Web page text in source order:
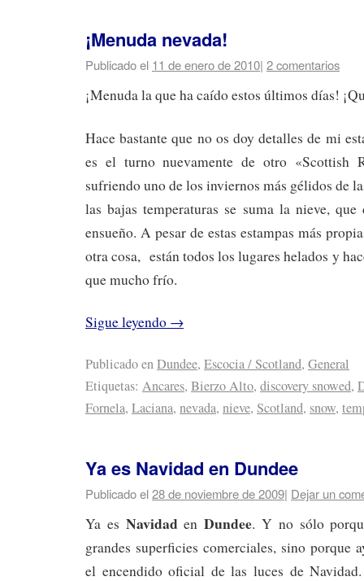
¡Menuda nevada!
Publicado el 11 de enero de 2010| 2 comentarios
¡Menuda la que ha caído estos últimos días!
Hace bastante que no os doy detalles de mi
es el turno nuevamente de otro «Scottish
sufriendo uno de los inviernos más gélidos de
las bajas temperaturas se suma la nieve, que
ensueño. A pesar de estas estampas más
otra cosa, están todos los lugares helados y
que mucho frío.
Sigue leyendo →
Publicado enDundee, Escocia / Scotland, General
Etiquetas: Ancares, Bierzo Alto, discovery snowed,
Fornela, Laciana, nevada, nieve, Scotland, snow,
Ya es Navidad en Dundee
Publicado el28 de noviembre de 2009| Dejar un
Ya es NavidadenDundee. Y no sólo
grandes superficies comerciales, sino porque
el encendido oficial de las luces de